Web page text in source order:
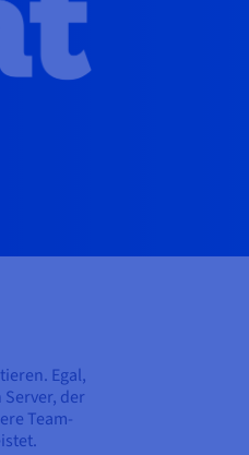
Egal,
der
Team-